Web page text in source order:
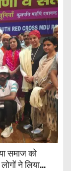
समाज को
ने लिया